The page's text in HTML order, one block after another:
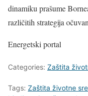
dinamiku prašume
različitih strategija
Energetski portal
Categories: Zaštita
Tags: Zaštita životne